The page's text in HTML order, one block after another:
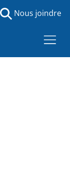
Nous joindre